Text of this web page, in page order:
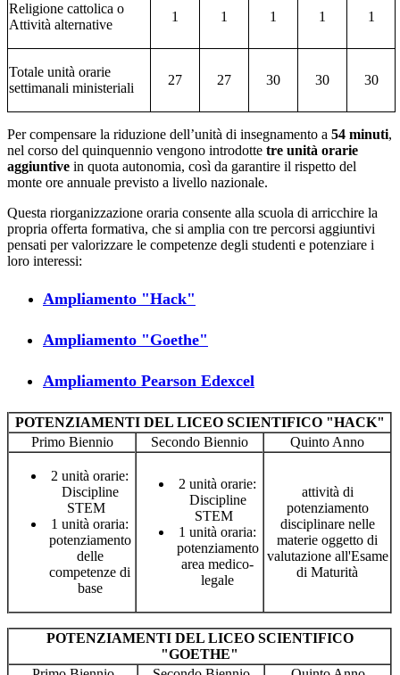
Religione cattolica o
Attività alternative
1 1 1 1 1
Totale unità orarie
settimanali ministeriali
27 27 30 30 30
Per compensare la riduzione dell’unità di insegnamento a 54 minuti,
nel corso del quinquennio vengono introdotte tre unità orarie
aggiuntive in quota autonomia, così da garantire il rispetto del
monte ore annuale previsto a livello nazionale.
Questa riorganizzazione oraria consente alla scuola di arricchire la
propria offerta formativa, che si amplia con tre percorsi aggiuntivi
pensati per valorizzare le competenze degli studenti e potenziare i
loro interessi:
Ampliamento "Hack"
Ampliamento "Goethe"
Ampliamento Pearson Edexcel
POTENZIAMENTI DEL LICEO SCIENTIFICO "HACK"
Primo Biennio
Secondo Biennio Quinto Anno
2 unità orarie:
Discipline
STEM
1 unità oraria:
potenziamento
delle
competenze di
base
2 unità orarie:
Discipline
STEM
1 unità oraria:
potenziamento
area medico-
legale
attività di
potenziamento
disciplinare nelle
materie oggetto di
valutazione all'Esame
di Maturità
POTENZIAMENTI DEL LICEO SCIENTIFICO
"GOETHE"